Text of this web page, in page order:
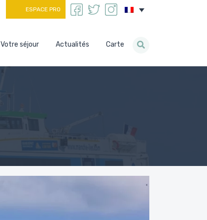
ESPACE PRO
Votre séjour Actualités Carte